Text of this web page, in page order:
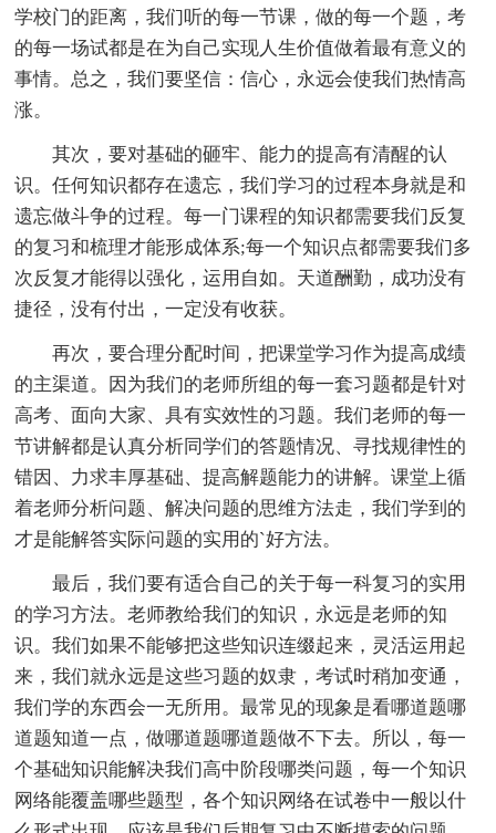
学校门的距离，我们听的每一节课，做的每一个题，考
的每一场试都是在为自己实现人生价值做着最有意义的
事情。总之，我们要坚信：信心，永远会使我们热情高
涨。
其次，要对基础的砸牢、能力的提高有清醒的认
识。任何知识都存在遗忘，我们学习的过程本身就是和
遗忘做斗争的过程。每一门课程的知识都需要我们反复
的复习和梳理才能形成体系;每一个知识点都需要我们多
次反复才能得以强化，运用自如。天道酬勤，成功没有
捷径，没有付出，一定没有收获。
再次，要合理分配时间，把课堂学习作为提高成绩
的主渠道。因为我们的老师所组的每一套习题都是针对
高考、面向大家、具有实效性的习题。我们老师的每一
节讲解都是认真分析同学们的答题情况、寻找规律性的
错因、力求丰厚基础、提高解题能力的讲解。课堂上循
着老师分析问题、解决问题的思维方法走，我们学到的
才是能解答实际问题的实用的`好方法。
最后，我们要有适合自己的关于每一科复习的实用
的学习方法。老师教给我们的知识，永远是老师的知
识。我们如果不能够把这些知识连缀起来，灵活运用起
来，我们就永远是这些习题的奴隶，考试时稍加变通，
我们学的东西会一无所用。最常见的现象是看哪道题哪
道题知道一点，做哪道题哪道题做不下去。所以，每一
个基础知识能解决我们高中阶段哪类问题，每一个知识
网络能覆盖哪些题型，各个知识网络在试卷中一般以什